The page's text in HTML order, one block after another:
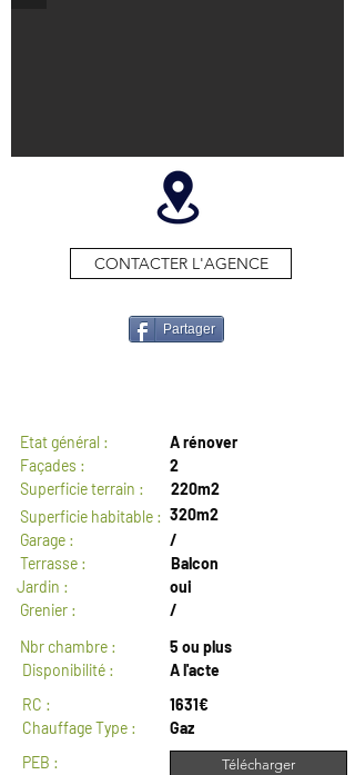
CONTACTER L'AGENCE
Partager
Etat général :
A rénover
Façades :
2
Superficie terrain :
220m2
Superficie habitable : 320m2
Garage :
/
Terrasse :
Balcon
Jardin :
oui
Grenier :
/
Nbr chambre :
5 ou plus
Disponibilité :
A l'acte
RC :
1631€
Chauffage Type :
Gaz
PEB :
Télécharger